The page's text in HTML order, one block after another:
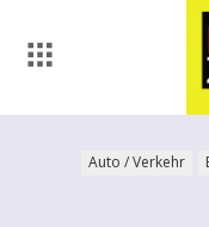
Auto / Verkehr